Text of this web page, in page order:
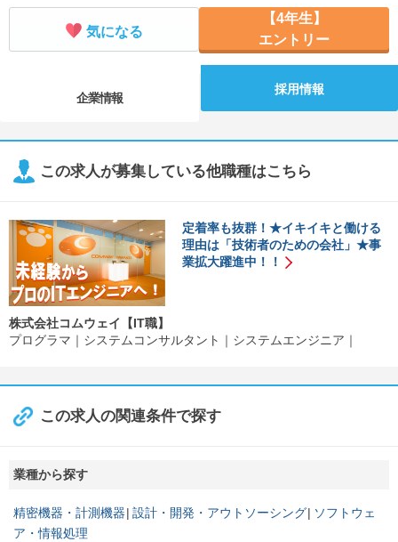
気になる
【4年生】
エントリー
企業情報
採用情報
この求人が募集している他職種はこちら
定着率も抜群！★イキイキと働ける
理由は「技術者のための会社」★事
業拡大躍進中！！
株式会社コムウェイ【IT職】
プログラマ
システムコンサルタント システムエンジニア
この求人の関連条件で探す
業種から探す
精密機器・計測機器 設計・開発・アウトソーシング
ソフトウェ
ア・情報処理